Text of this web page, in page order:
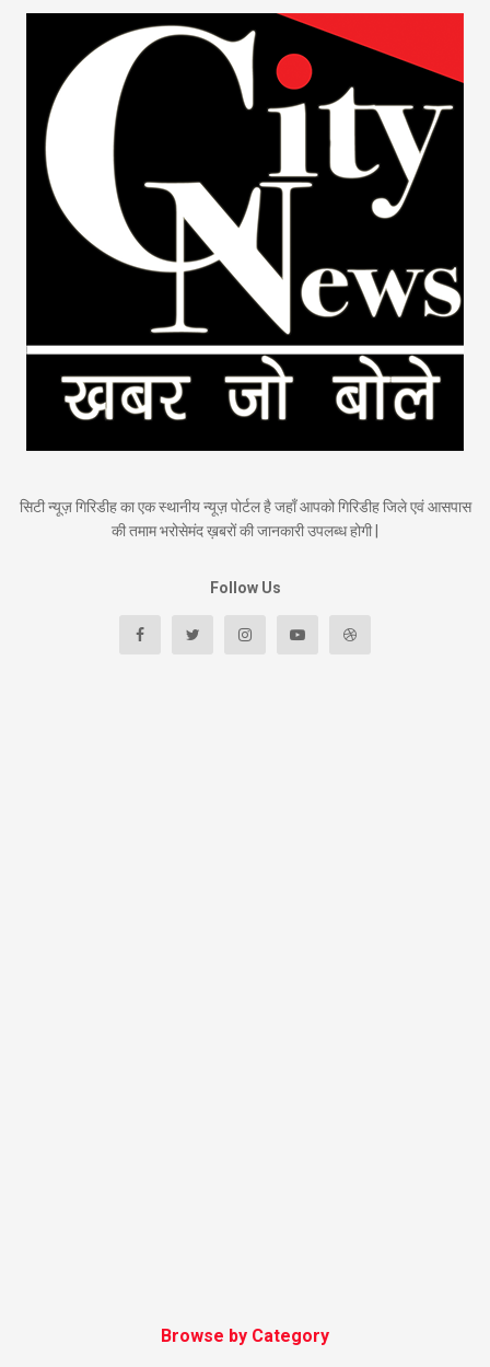
सिटी न्यूज़ गिरिडीह का एक स्थानीय न्यूज़ पोर्टल है जहाँ आपको गिरिडीह जिले एवं आसपास
की तमाम भरोसेमंद ख़बरों की जानकारी उपलब्ध होगी |
Follow Us
Browse by Category